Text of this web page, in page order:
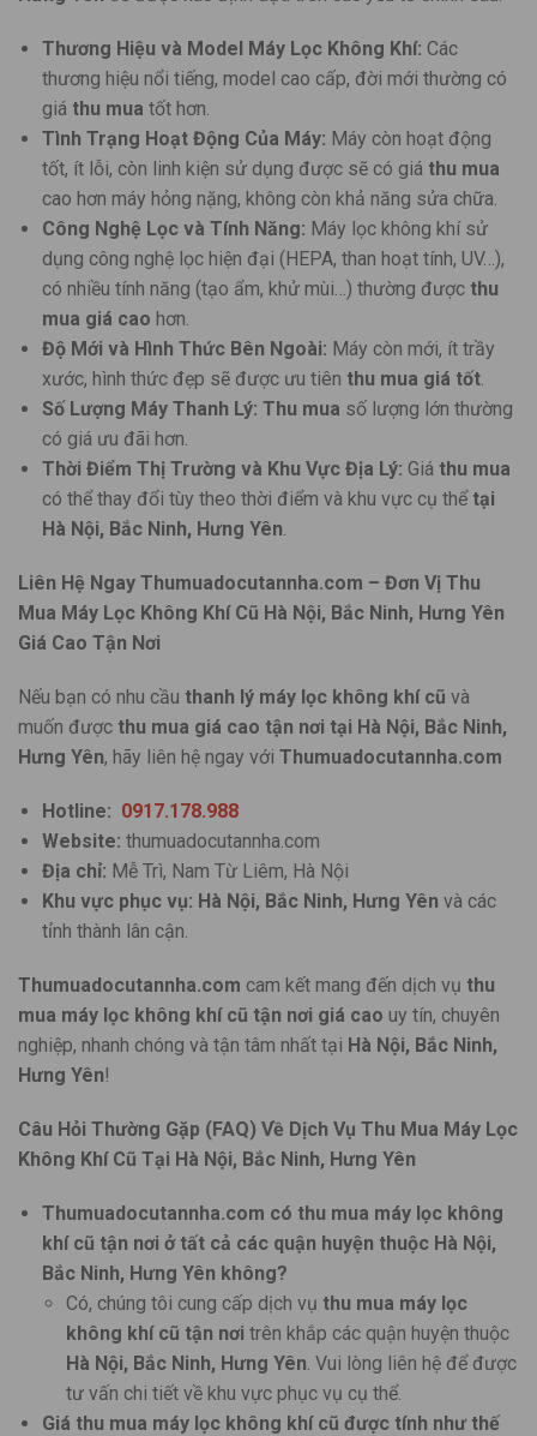
Thương Hiệu và Model Máy Lọc Không Khí: Các
thương hiệu nổi tiếng, model cao cấp, đời mới thường có
giá thu mua tốt hơn.
Tình Trạng Hoạt Động Của Máy: Máy còn hoạt động
tốt, ít lỗi, còn linh kiện sử dụng được sẽ có giá thu mua
cao hơn máy hỏng nặng, không còn khả năng sửa chữa.
Công Nghệ Lọc và Tính Năng: Máy lọc không khí sử
dụng công nghệ lọc hiện đại (HEPA, than hoạt tính, UV…),
có nhiều tính năng (tạo ẩm, khử mùi…) thường được thu
mua giá cao hơn.
Độ Mới và Hình Thức Bên Ngoài: Máy còn mới, ít trầy
xước, hình thức đẹp sẽ được ưu tiên thu mua giá tốt.
Số Lượng Máy Thanh Lý: Thu mua số lượng lớn thường
có giá ưu đãi hơn.
Thời Điểm Thị Trường và Khu Vực Địa Lý: Giá thu mua
có thể thay đổi tùy theo thời điểm và khu vực cụ thể tại
Hà Nội, Bắc Ninh, Hưng Yên.
Liên Hệ Ngay Thumuadocutannha.com – Đơn Vị Thu
Mua Máy Lọc Không Khí Cũ Hà Nội, Bắc Ninh, Hưng Yên
Giá Cao Tận Nơi
Nếu bạn có nhu cầu thanh lý máy lọc không khí cũ và
muốn được thu mua giá cao tận nơi tại Hà Nội, Bắc Ninh,
Hưng Yên, hãy liên hệ ngay với Thumuadocutannha.com
Hotline: 0917.178.988
Website: thumuadocutannha.com
Địa chỉ: Mễ Trì, Nam Từ Liêm, Hà Nội
Khu vực phục vụ: Hà Nội, Bắc Ninh, Hưng Yên và các
tỉnh thành lân cận.
Thumuadocutannha.com cam kết mang đến dịch vụ thu
mua máy lọc không khí cũ tận nơi giá cao uy tín, chuyên
nghiệp, nhanh chóng và tận tâm nhất tại Hà Nội, Bắc Ninh,
Hưng Yên!
Câu Hỏi Thường Gặp (FAQ) Về Dịch Vụ Thu Mua Máy Lọc
Không Khí Cũ Tại Hà Nội, Bắc Ninh, Hưng Yên
Thumuadocutannha.com có thu mua máy lọc không
khí cũ tận nơi ở tất cả các quận huyện thuộc Hà Nội,
Bắc Ninh, Hưng Yên không?
Có, chúng tôi cung cấp dịch vụ thu mua máy lọc
không khí cũ tận nơi trên khắp các quận huyện thuộc
Hà Nội, Bắc Ninh, Hưng Yên. Vui lòng liên hệ để được
tư vấn chi tiết về khu vực phục vụ cụ thể.
Giá thu mua máy lọc không khí cũ được tính như thế